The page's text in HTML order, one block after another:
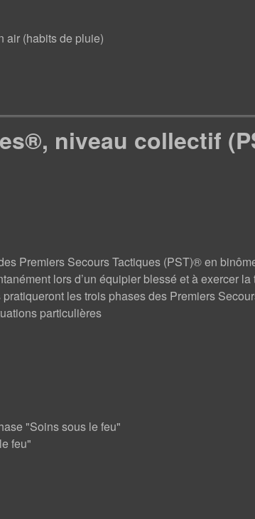
air (habits de pluie)
niveau collectif
Premiers Secours Tactiques (PST)® en
lors d’un équipier blessé et à exercer
les trois phases des Premiers
particulières
"Soins sous le feu"
feu"